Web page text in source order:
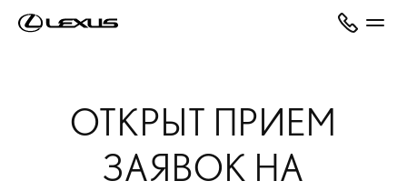
ОТКРЫТ ПРИЕМ
ЗАЯВОК НА